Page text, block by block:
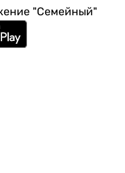
"Семейный"